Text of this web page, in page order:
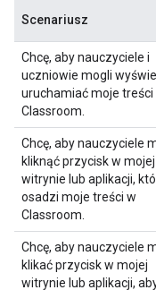
Scenariusz
Chcę, aby nauczyciele i
uczniowie mogli
uruchamiać moje treści
Classroom.
Chcę, aby nauczyciele
kliknąć przycisk w mojej
witrynie lub aplikacji,
osadzi moje treści w
Classroom.
Chcę, aby nauczyciele
klikać przycisk w mojej
witrynie lub aplikacji,